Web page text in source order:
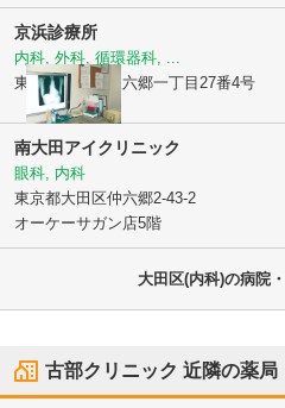
京浜診療所
内科, 外科, 循環器科, ...
東京都大田区
東六郷一丁目27番4号
南大田アイクリニック
眼科, 内科
東京都大田区仲六郷2-43-2
オーケーサガン店5階
大田区(内科)の病院
古部クリニック 近隣の薬局